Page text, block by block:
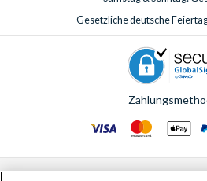
Gesetzliche deutsche
© AttractionTickets.com